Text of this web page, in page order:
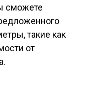
сможете
такие как
от